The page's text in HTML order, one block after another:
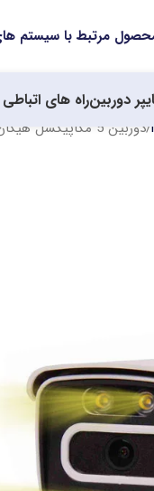
دوربینراه های اتباطی
دوربین 5 مگاپیکسل هیکان مدل HK-IPC-BW5760XAP